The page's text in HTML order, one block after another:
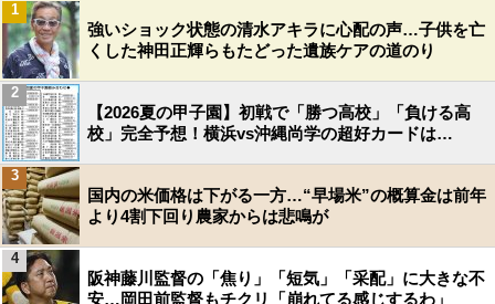
強いショック状態の清水アキラに心配の声…子供を亡
くした神田正輝らもたどった遺族ケアの道のり
1
【2026夏の甲子園】初戦で「勝つ高校」「負ける高
校」完全予想！横浜vs沖縄尚学の超好カードは…
2
国内の米価格は下がる一方…“早場米”の概算金は前年
より4割下回り農家からは悲鳴が
3
阪神藤川監督の「焦り」「短気」「采配」に大きな不
安…岡田前監督もチクリ「崩れてる感じするわ」
4